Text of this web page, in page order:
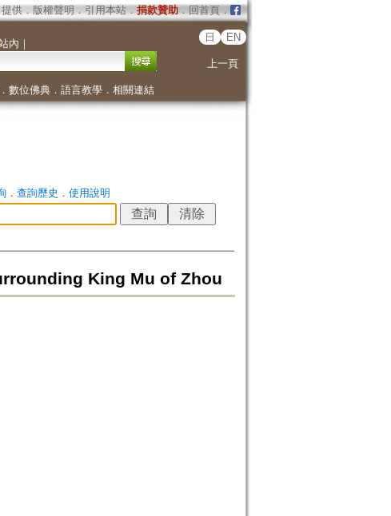
供． 版權聲明 ． 引用本站． 捐款贊助．回首頁．
內 ｜
日 EN
上一頁
． 數位佛典． 語言教學． 相關連結
． 查詢歷史 ． 使用說明
King Mu of Zhou